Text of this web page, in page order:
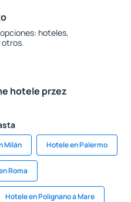
hoteles,
hotele przez
Milán Hotele en Palermo
Roma
Hotele en Polignano a Mare